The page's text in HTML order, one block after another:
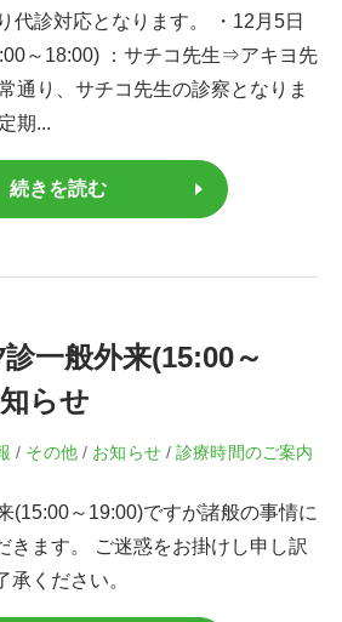
代診対応となります。 ・12月5日
～18:00) ：サチコ先生⇒アキヨ先
通り、サチコ先生の診察となりま
期...
続きを読む
一般外来(15:00～
らせ
/ その他/ お知らせ/診療時間のご案内
(15:00～19:00)ですが諸般の事情に
きます。 ご迷惑をお掛けし申し訳
承ください。